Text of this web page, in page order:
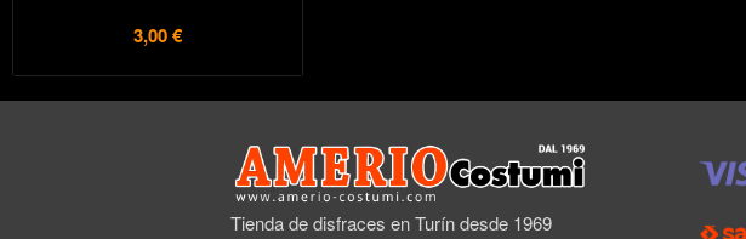
3,00 €
Tienda de disfraces en Turín desde 1969